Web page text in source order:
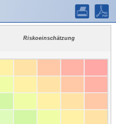
Riskoeinschätzung